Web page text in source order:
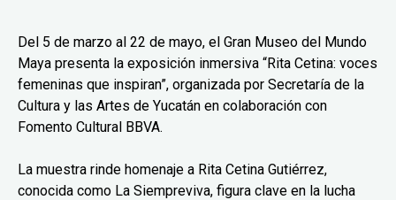
Del 5 de marzo al 22 de mayo, el Gran Museo del Mundo
Maya presenta la exposición inmersiva “Rita Cetina: voces
femeninas que inspiran”, organizada por Secretaría de la
Cultura y las Artes de Yucatán en colaboración con
Fomento Cultural BBVA.
La muestra rinde homenaje a Rita Cetina Gutiérrez,
conocida como La Siempreviva, figura clave en la lucha